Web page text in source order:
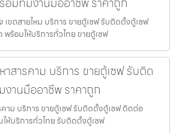
เขตสายไหม บริการ ขายตู้เซฟ รับติดตั้งตู้เซฟ
ร้อมให้บริการทั่วไทย ขายตู้เซฟ
สารคาม บริการ ขายตู้เซฟ รับติด
านมืออาชีพ ราคาถูก
าม บริการ ขายตู้เซฟ รับติดตั้งตู้เซฟ ติดต่อ
ห้บริการทั่วไทย รับติดตั้งตู้เซฟ